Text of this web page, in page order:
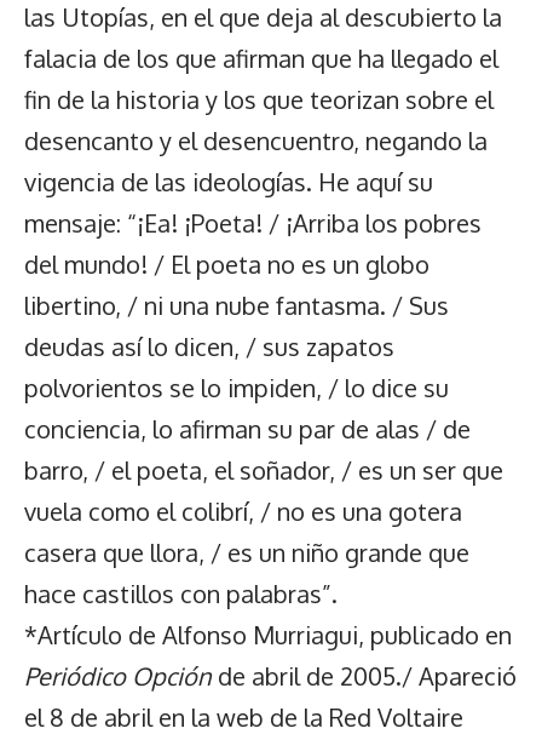
las Utopías, en el que deja al descubierto la
falacia de los que afirman que ha llegado el
fin de la historia y los que teorizan sobre el
desencanto y el desencuentro, negando la
vigencia de las ideologías. He aquí su
mensaje: “¡Ea! ¡Poeta! / ¡Arriba los pobres
del mundo! / El poeta no es un globo
libertino, / ni una nube fantasma. / Sus
deudas así lo dicen, / sus zapatos
polvorientos se lo impiden, / lo dice su
conciencia, lo afirman su par de alas / de
barro, / el poeta, el soñador, / es un ser que
vuela como el colibrí, / no es una gotera
casera que llora, / es un niño grande que
hace castillos con palabras”.
*Artículo de Alfonso Murriagui, publicado en
Periódico Opciónde abril de 2005./ Apareció
el 8 de abril en la web de la Red Voltaire